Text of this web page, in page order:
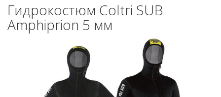
Гидрокостюм Coltri SUB
Amphiprion 5 мм